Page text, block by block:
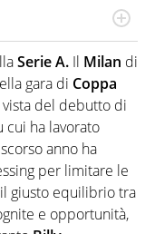
scrive di calcio
sull'extra campo,
rettangolo verde
Serie A. Il Milan di
gara di Coppa
del debutto di
cui ha lavorato
anno ha
per limitare le
giusto equilibrio tra
e opportunità,